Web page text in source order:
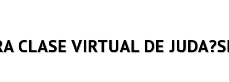
CLASE VIRTUAL DE